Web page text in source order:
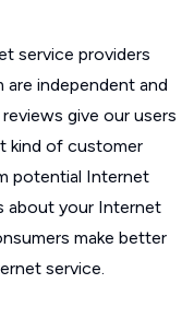
service providers
independent and
give our users
kind of customer
potential Internet
about your Internet
make better
service.